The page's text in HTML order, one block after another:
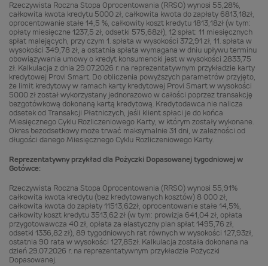
Rzeczywista Roczna Stopa Oprocentowania (RRSO) wynosi 55,28%,
całkowita kwota kredytu 5000 zł, całkowita kwota do zapłaty 6813,18zł,
oprocentowanie stałe 14,5 %, całkowity koszt kredytu 1813,18zł (w tym:
opłaty miesięczne 1237,5 zł, odsetki 575,68zł), 12 spłat: 11 miesięcznych
spłat malejących, przy czym 1. spłata w wysokości 372,91 zł, 11. spłata w
wysokości 349,78 zł, a ostatnia spłata wymagana w dniu upływu terminu
obowiązywania umowy o kredyt konsumencki jest w wysokości 2833,75
zł. Kalkulacja z dnia 29.07.2026 r. na reprezentatywnym przykładzie karty
kredytowej Provi Smart. Do obliczenia powyższych parametrów przyjęto,
że limit kredytowy w ramach karty kredytowej Provi Smart w wysokości
5000 zł został wykorzystany jednorazowo w całości poprzez transakcję
bezgotówkową dokonaną kartą kredytową. Kredytodawca nie nalicza
odsetek od Transakcji Płatniczych, jeśli klient spłaci je do końca
Miesięcznego Cyklu Rozliczeniowego Karty, w którym zostały wykonane.
Okres bezodsetkowy może trwać maksymalnie 31 dni, w zależności od
długości danego Miesięcznego Cyklu Rozliczeniowego Karty.
Reprezentatywny przykład dla Pożyczki Dopasowanej tygodniowej w
Gotówce:
Rzeczywista Roczna Stopa Oprocentowania (RRSO) wynosi 55,91%
całkowita kwota kredytu (bez kredytowanych kosztów) 8 000 zł,
całkowita kwota do zapłaty 11513,62zł, oprocentowanie stałe 14,5%,
całkowity koszt kredytu 3513,62 zł (w tym: prowizja 641,04 zł, opłata
przygotowawcza 40 zł, opłata za elastyczny plan spłat 1495,76 zł,
odsetki 1336,82 zł), 89 tygodniowych rat równych w wysokości 127,93zł,
ostatnia 90 rata w wysokości 127,85zł. Kalkulacja została dokonana na
dzień 29.07.2026 r. na reprezentatywnym przykładzie Pożyczki
Dopasowanej.